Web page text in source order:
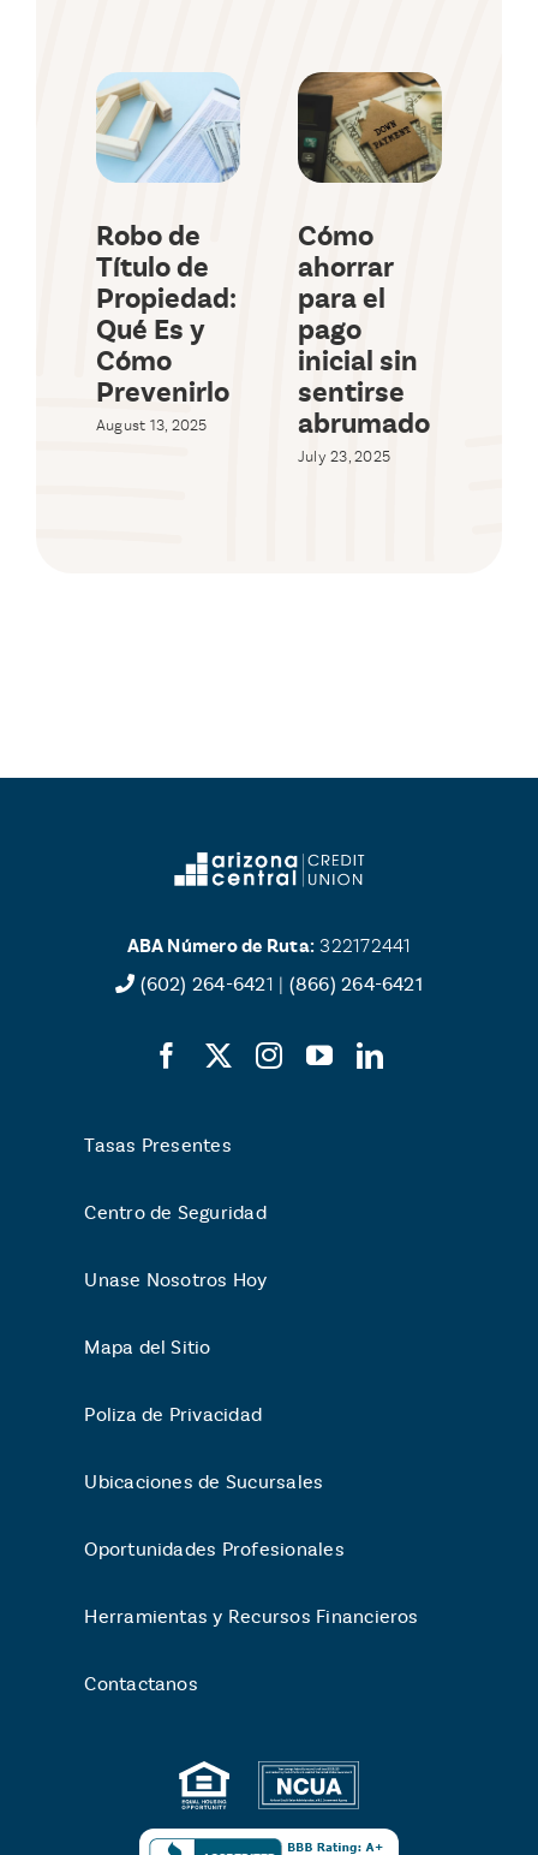
Robo de
Título de
Propiedad:
Qué Es y
Cómo
Prevenirlo
August 13, 2025
Cómo
ahorrar
para el
pago
inicial sin
sentirse
abrumado
July 23, 2025
ABA Número de Ruta: 322172441
(602) 264-6421 | (866) 264-6421
Tasas Presentes
Centro de Seguridad
Unase Nosotros Hoy
Mapa del Sitio
Poliza de Privacidad
Ubicaciones de Sucursales
Oportunidades Profesionales
Herramientas y Recursos Financieros
Contactanos